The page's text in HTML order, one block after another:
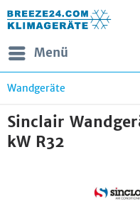
Menü
Wandgeräte
Sinclair
kW R32